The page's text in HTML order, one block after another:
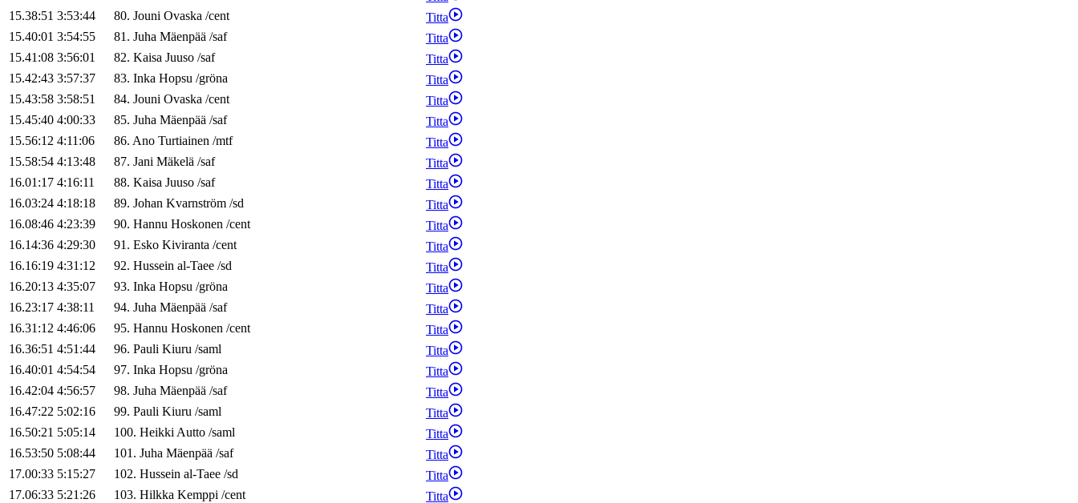
15.38:51 3:53:44 80. Jouni Ovaska /cent
Titta
15.40:01 3:54:55 81. Juha Mäenpää /saf
Titta
15.41:08 3:56:01 82. Kaisa Juuso /saf
Titta
15.42:43 3:57:37 83. Inka Hopsu /gröna
Titta
15.43:58 3:58:51 84. Jouni Ovaska /cent
Titta
15.45:40 4:00:33 85. Juha Mäenpää /saf
Titta
15.56:12 4:11:06 86. Ano Turtiainen /mtf
Titta
15.58:54 4:13:48 87. Jani Mäkelä /saf
Titta
16.01:17 4:16:11 88. Kaisa Juuso /saf
Titta
16.03:24 4:18:18 89. Johan Kvarnström /sd
Titta
16.08:46 4:23:39 90. Hannu Hoskonen /cent
Titta
16.14:36 4:29:30 91. Esko Kiviranta /cent
Titta
16.16:19 4:31:12 92. Hussein al-Taee /sd
Titta
16.20:13 4:35:07 93. Inka Hopsu /gröna
Titta
16.23:17 4:38:11 94. Juha Mäenpää /saf
Titta
16.31:12 4:46:06 95. Hannu Hoskonen /cent
Titta
16.36:51 4:51:44 96. Pauli Kiuru /saml
Titta
16.40:01 4:54:54 97. Inka Hopsu /gröna
Titta
16.42:04 4:56:57 98. Juha Mäenpää /saf
Titta
16.47:22 5:02:16 99. Pauli Kiuru /saml
Titta
16.50:21 5:05:14 100. HeikkiAutto /saml
Titta
16.53:50 5:08:44 101. Juha Mäenpää /saf
Titta
17.00:33 5:15:27 102. Hussein al-Taee /sd
Titta
17.06:33 5:21:26 103. Hilkka Kemppi /cent Titta